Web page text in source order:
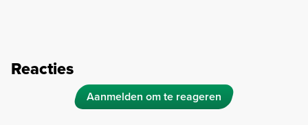
Reacties
Aanmelden om te reageren